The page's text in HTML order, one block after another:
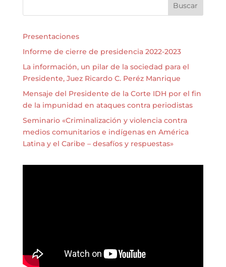
Buscar
Presentaciones
Informe de cierre de presidencia 2022-2023
La información, un pilar de la sociedad para el
Presidente, Juez Ricardo C. Peréz Manrique
Mensaje del Presidente de la Corte IDH por el fin
de la impunidad en ataques contra periodistas
Seminario «Criminalización y violencia contra
medios comunitarios e indígenas en América
Latina y el Caribe – desafíos y respuestas»